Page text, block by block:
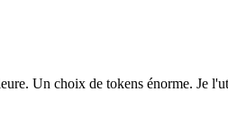
Un choix de tokens énorme. Je